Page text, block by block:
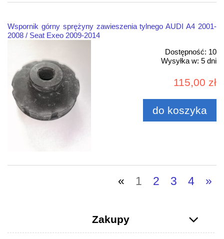
Wspornik górny sprężyny zawieszenia tylnego AUDI A4 2001-
2008 / Seat Exeo 2009-2014
Dostępność: 10
Wysyłka w: 5 dni
115,00 zł
do koszyka
« 1 2 3 4 »
Zakupy